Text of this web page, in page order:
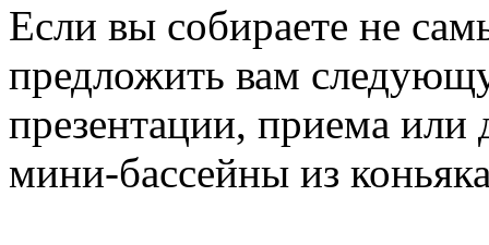
Если вы собираете не
предложить вам
презентации, приема или
мини-бассейны из